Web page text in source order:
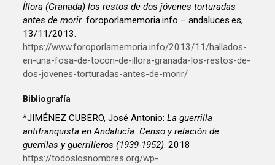
Íllora (Granada) los restos de dos jóvenes torturadas
antes de morir. foroporlamemoria.info – andaluces.es,
13/11/2013.
https://www.foroporlamemoria.info/2013/11/hallados-
en-una-fosa-de-tocon-de-illora-granada-los-restos-de-
dos-jovenes-torturadas-antes-de-morir/
Bibliografía
*JIMÉNEZ CUBERO, José Antonio:La guerrilla
antifranquista en Andalucía. Censo y relación de
guerrilas y guerrilleros (1939-1952). 2018
https://todoslosnombres.org/wp-